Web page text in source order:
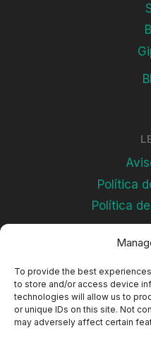
To provide the best
to store and/or access device
technologies will allow us to
or unique IDs on this site. Not
may adversely affect certain
Política
Política